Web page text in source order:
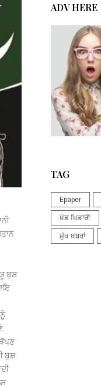
ਬੁਸ਼
ਬੁਸ਼
ADV HERE
TAG
Epaper
ਖੇਡ ਖਿਡਾਰੀ
ਮੁੱਖ ਖ਼ਬਰਾਂ